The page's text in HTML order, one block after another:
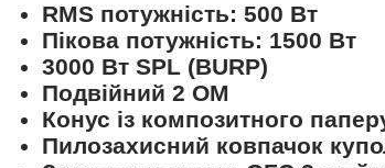
RMS потужність: 500 Вт
Пікова потужність: 1500 Вт
3000 Вт SPL (BURP)
Подвійний 2 ОМ
Конус із композитного
Пилозахисний ковпачок